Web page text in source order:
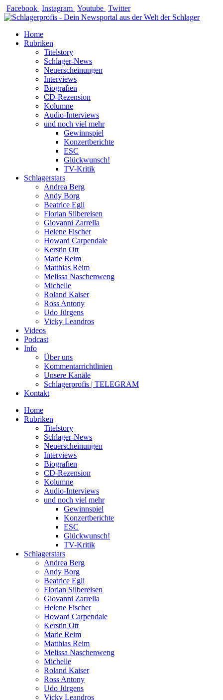
Zum
Inhalt
Facebook Instagram Youtube Twitter
Home
Rubriken
Titelstory
Schlager-News
Neuerscheinungen
Interviews
Biografien
CD-Rezension
Kolumne
Audio-Interviews
und noch viel mehr
Gewinnspiel
Konzertberichte
ESC
Glückwunsch!
TV-Kritik
Schlagerstars
Andrea Berg
Andy Borg
Beatrice Egli
Florian Silbereisen
Giovanni Zarrella
Helene Fischer
Howard Carpendale
Kerstin Ott
Marie Reim
Matthias Reim
Melissa Naschenweng
Michelle
Roland Kaiser
Ross Antony
Udo Jürgens
Vicky Leandros
Videos
Podcast
Info
Über uns
Kommentarrichtlinien
Unsere Kanäle
Schlagerprofis | TELEGRAM
Kontakt
Home
Rubriken
Titelstory
Schlager-News
Neuerscheinungen
Interviews
Biografien
CD-Rezension
Kolumne
Audio-Interviews
und noch viel mehr
Gewinnspiel
Konzertberichte
ESC
Glückwunsch!
TV-Kritik
Schlagerstars
Andrea Berg
Andy Borg
Beatrice Egli
Florian Silbereisen
Giovanni Zarrella
Helene Fischer
Howard Carpendale
Kerstin Ott
Marie Reim
Matthias Reim
Melissa Naschenweng
Michelle
Roland Kaiser
Ross Antony
Udo Jürgens
Vicky Leandros